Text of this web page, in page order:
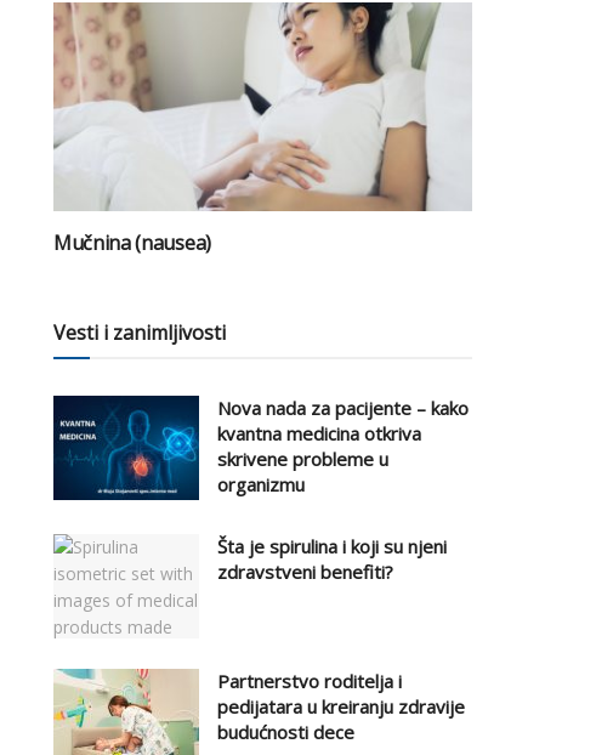
Mučnina (nausea)
Vesti i zanimljivosti
Nova nada za pacijente – kako
kvantna medicina otkriva
skrivene probleme u
organizmu
Šta je spirulina i koji su njeni
zdravstveni benefiti?
Partnerstvo roditelja i
pedijatara u kreiranju zdravije
budućnosti dece